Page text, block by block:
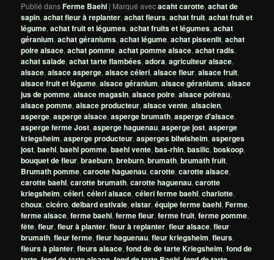
Publié dansFerme Baehl | Marqué avecacaht carotte,achat de
sapin,achat fleur à replanter,achat fleurs,achat fruit,achat fruit et
légume,achat fruit et légumes,achat fruits et légumes,achat
géranium,achat géraniums,achat légume,achat pissenlit,achat
poire alsace,achat pomme,achat pomme alsace,achat radis,
achat salade,achat tarte flambées,adora,agriculteur alsace,
alsace,alsace asperge,alsace céleri,alsace fleur,alsace fruit,
alsace fruit et légume,alsace géranium,alsace géraniums,alsace
jus de pomme,alsace magasin,alsace poire,alsace poireau,
alsace pomme,alsace producteur,alsace vente,alsacien,
asperge,asperge alsace,asperge brumath,asperge d'alsace,
asperge ferme Jost,asperge haguenau,asperge jost,asperge
kriegsheim,asperge producteur,asperges bilwisheim,asperges
jost,baehl,baehl pomme,baehl vente,bas-rhin,basilic,boskoop,
bouquet de fleur,braeburn,breburn,brumath,brumath fruit,
Brumath pomme,caroote haguenau,carotte,carotte alsace,
carotte baehl,carotte brumath,carotte haguenau,carotte
kriegsheim,céleri,céleri alsace,céleri ferme baehl,charlotte,
choux,cicéro,delbard estivale,elstar,équipe ferme baehl,Ferme,
ferme alsace,ferme baehl,ferme fleur,ferme fruit,ferme pomme,
fête,fleur,fleur à planter,fleur à replanter,fleur alsace,fleur
brumath,fleur ferme,fleur haguenau,fleur kriegsheim,fleurs,
fleurs à planter,fleurs alsace,fond de de tarte Kriegsheim,fond de